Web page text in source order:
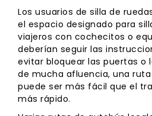
Los usuarios de silla de
el espacio designado para
viajeros con cochecitos o
deberían seguir las
evitar bloquear las puertas o
de mucha afluencia, una
puede ser más fácil que el
más rápido.